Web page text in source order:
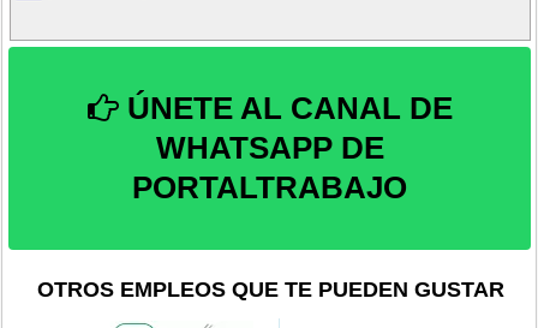
ÚNETE AL CANAL DE
WHATSAPP DE
PORTALTRABAJO
OTROS EMPLEOS QUE TE PUEDEN GUSTAR